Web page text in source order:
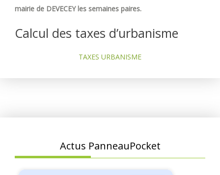
mairie de DEVECEY les semaines paires.
Calcul des taxes d’urbanisme
TAXES URBANISME
Actus PanneauPocket